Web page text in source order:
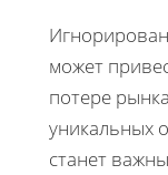
может
потере
уникальных
станет